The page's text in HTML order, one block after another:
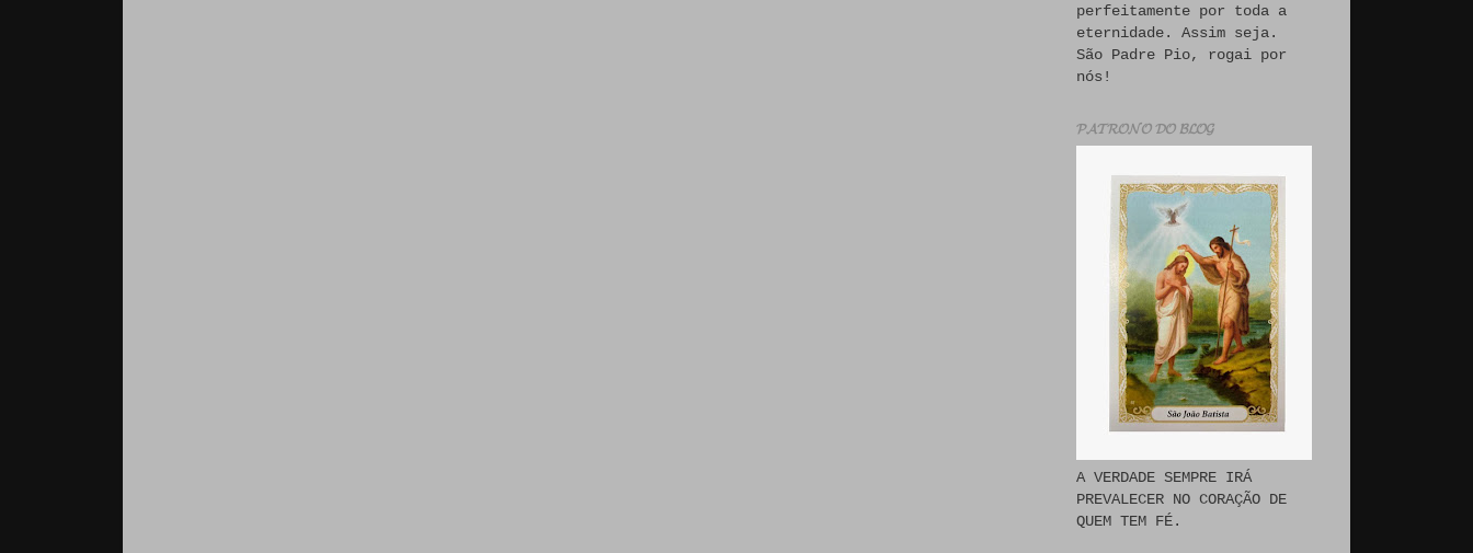
perfeitamente por toda a
eternidade. Assim seja.
São Padre Pio, rogai por
nós!
𝓟𝓐𝓣𝓡𝓞𝓝𝓞 𝓓𝓞 𝓑𝓛𝓞𝓖
A VERDADE SEMPRE IRÁ
PREVALECER NO CORAÇÃO DE
QUEM TEM FÉ.